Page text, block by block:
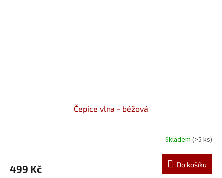
Čepice vlna - béžová
Skladem (>5 ks)
499 Kč Do košíku